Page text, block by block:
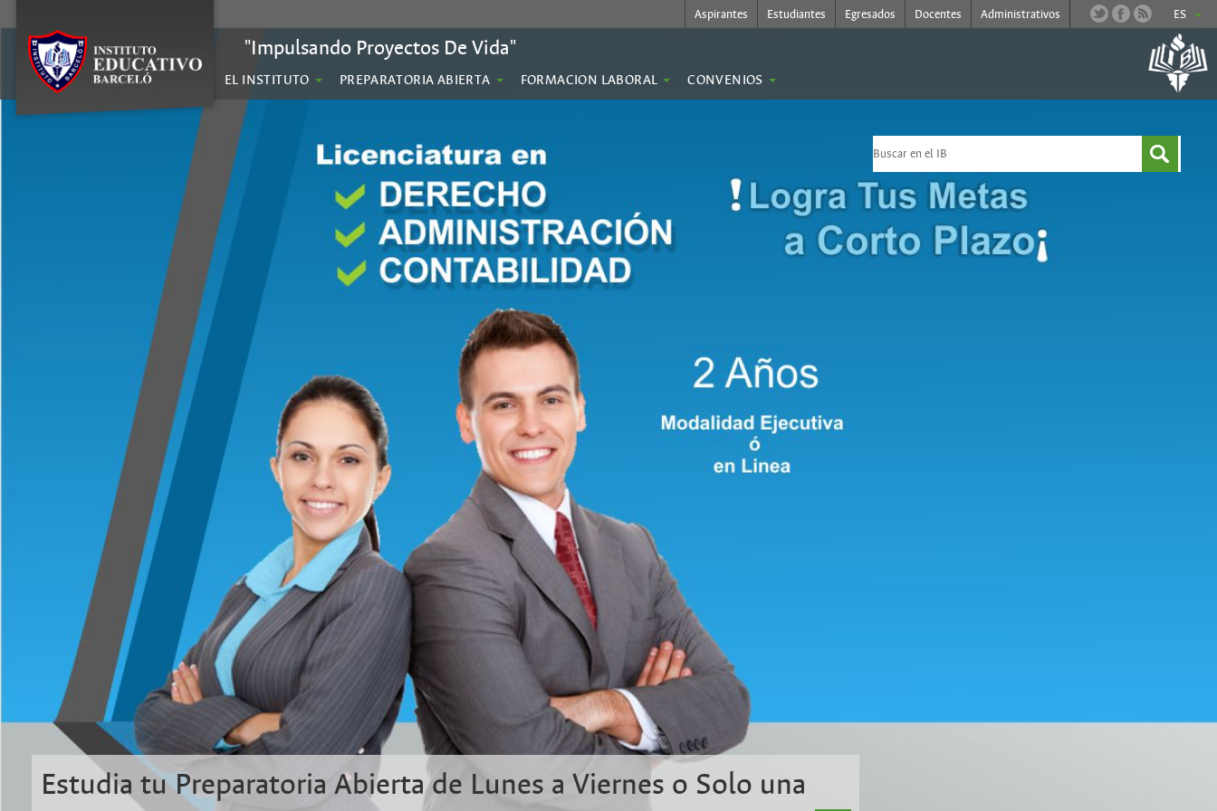
ES
Aspirantes Estudiantes Egresados Docentes Administrativos
"Impulsando Proyectos De Vida"
EL INSTITUTO PREPARATORIA ABIERTA FORMACION LABORAL CONVENIOS
Estudia tu Preparatoria Abierta de Lunes a Viernes o Solo una